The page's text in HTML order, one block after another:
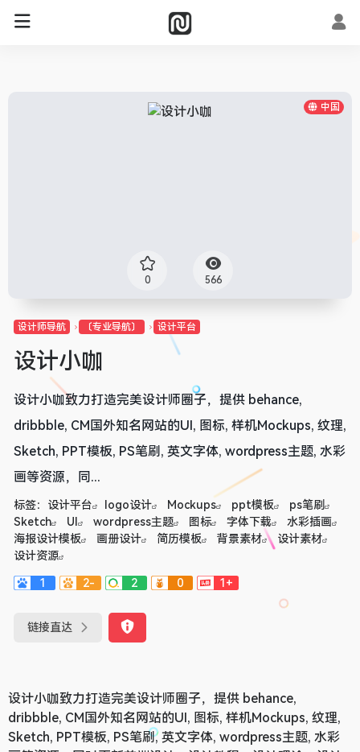
中国
0 566
设计师导航 〔专业导航〕 设计平台
设计小咖
设计小咖致力打造完美设计师圈子，提供 behance,
dribbble, CM国外知名网站的UI, 图标, 样机Mockups, 纹理,
Sketch, PPT模板, PS笔刷, 英文字体, wordpress主题, 水彩
画等资源，同...
标签： 设计平台 logo设计 Mockups ppt模板
ps笔刷
Sketch
UI wordpress主题 图标 字体下载
水彩插画
海报设计模板
画册设计 简历模板 背景素材
设计素材
设计资源
1 2- 2 0 1+
链接直达
设计小咖致力打造完美设计师圈子，提供 behance,
dribbble, CM国外知名网站的UI, 图标, 样机Mockups, 纹理,
Sketch, PPT模板, PS笔刷, 英文字体, wordpress主题, 水彩